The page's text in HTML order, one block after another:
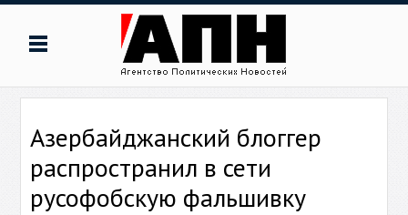
Азербайджанский блоггер
распространил в сети
русофобскую фальшивку